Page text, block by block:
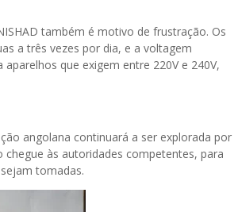
também é motivo de frustração. Os
a três vezes por dia, e a voltagem
que exigem entre 220V e 240V,
angolana continuará a ser explorada por
chegue às autoridades competentes, para
tomadas.